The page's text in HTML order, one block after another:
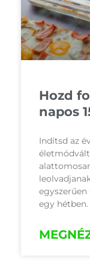
Hozd
napos
Indítsd az
egy hétben.